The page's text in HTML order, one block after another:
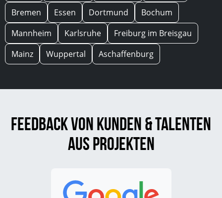
Bremen
Essen Dortmund
Bochum
Mannheim
Karlsruhe
Freiburg im Breisgau
Mainz
Wuppertal Aschaffenburg
Feedback von Kunden & Talenten
aus Projekten